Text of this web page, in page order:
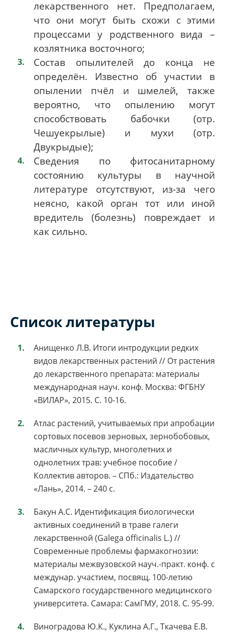
лекарственного нет. Предполагаем,
что они могут быть схожи с этими
процессами у родственного вида –
козлятника восточного;
Состав опылителей до конца не
определён. Известно об участии в
опылении пчёл и шмелей, также
вероятно, что опылению могут
способствовать бабочки (отр.
Чешуекрылые) и мухи (отр.
Двукрыдые);
Сведения по фитосанитарному
состоянию культуры в научной
литературе отсутствуют, из-за чего
неясно, какой орган тот или иной
вредитель (болезнь) повреждает и
как сильно.
Список литературы
Анищенко Л.В. Итоги интродукции редких
видов лекарственных растений // От растения
до лекарственного препарата: материалы
международная науч. конф. Москва: ФГБНУ
«ВИЛАР», 2015. С. 10-16.
Атлас растений, учитываемых при апробации
сортовых посевов зерновых, зернобобовых,
масличных культур, многолетних и
однолетних трав: учебное пособие /
Коллектив авторов. – СПб.: Издательство
«Лань», 2014. – 240 с.
Бакун А.С. Идентификация биологически
активных соединений в траве галеги
лекарственной (Galega officinalis L.) //
Современные проблемы фармакогнозии:
материалы межвузовской науч.-практ. конф. с
междунар. участием, посвящ. 100-летию
Самарского государственного медицинского
университета. Самара: СамГМУ, 2018. С. 95-99.
Виноградова Ю.К., Куклина А.Г., Ткачева Е.В.